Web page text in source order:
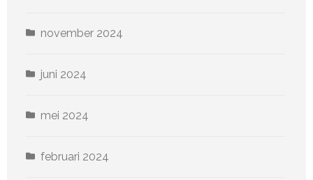
november 2024
juni 2024
mei 2024
februari 2024